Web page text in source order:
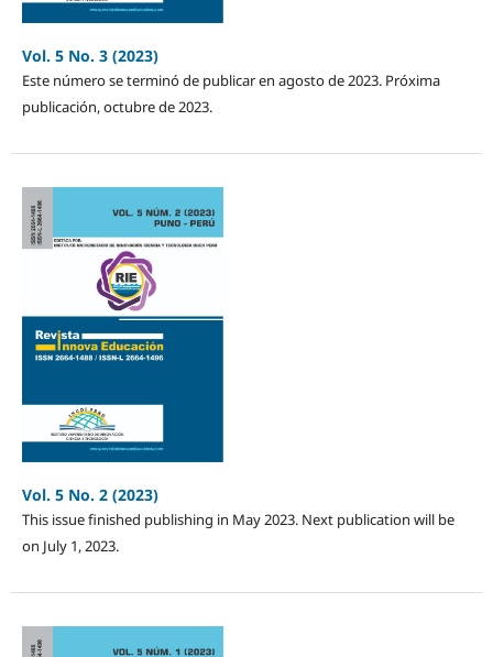
Vol. 5 No. 3 (2023)
Este número se terminó de publicar en agosto de 2023. Próxima
publicación, octubre de 2023.
Vol. 5 No. 2 (2023)
This issue finished publishing in May 2023. Next publication will be
on July 1, 2023.